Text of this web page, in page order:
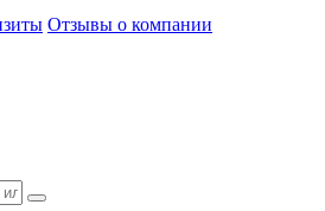
Отзывы о компании